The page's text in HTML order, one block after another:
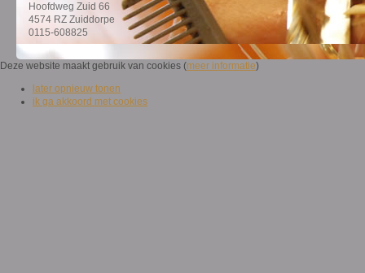
Hoofdweg Zuid 66
4574 RZ Zuiddorpe
0115-608825
Deze website maakt gebruik van cookies (meer informatie)
later opnieuw tonen
ik ga akkoord met cookies